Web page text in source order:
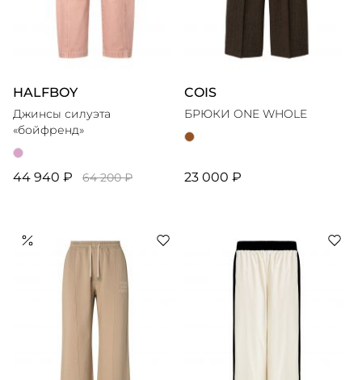
HALFBOY
Джинсы силуэта
«бойфренд»
44 940 ₽ 64 200 ₽
COIS
БРЮКИ ONE WHOLE
23 000 ₽